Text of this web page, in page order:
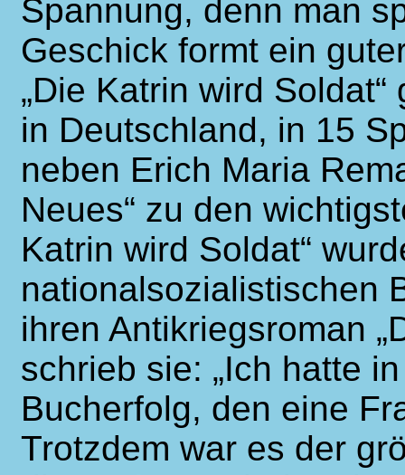
Spannung, denn man
Geschick formt ein
„Die Katrin wird
in Deutschland, in 15
neben Erich Maria
Neues“ zu den
Katrin wird Soldat“
nationalsozialistischen
ihren Antikriegsroman
schrieb sie: „Ich hatte
Bucherfolg, den eine
Trotzdem war es der